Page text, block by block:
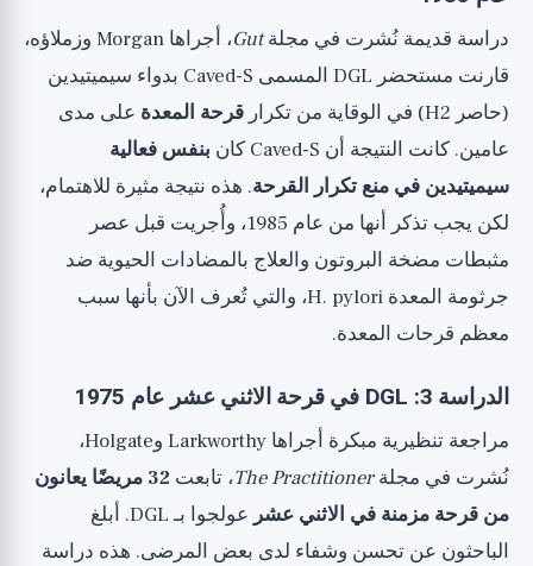
دراسة قديمة نُشرت في مجلةGut
، أجراها Morgan وزملاؤه،
قارنت مستحضر DGL المسمى Caved-S بدواء سيميتيدين
(حاصر H2) في الوقاية من تكرار
قرحة المعدة على مدى
عامين. كانت النتيجة أن Caved-S كان
بنفس فعالية
سيميتيدين في منع تكرار القرحة. هذه نتيجة مثيرة للاهتمام،
لكن يجب تذكر أنها من عام 1985، وأُجريت قبل عصر
مثبطات مضخة البروتون والعلاج بالمضادات الحيوية ضد
جرثومة المعدة H. pylori، والتي تُعرف الآن بأنها سبب
معظم قرحات المعدة.
الدراسة 3: DGL في قرحة الاثني عشر عام 1975
مراجعة تنظيرية مبكرة أجراها Larkworthy وHolgate،
نُشرت في مجلةThe Practitioner، تابعت
32 مريضًا يعانون
من قرحة مزمنة في الاثني عشر
عولجوا بـ DGL. أبلغ
الباحثون عن تحسن وشفاء لدى بعض المرضى. هذه دراسة